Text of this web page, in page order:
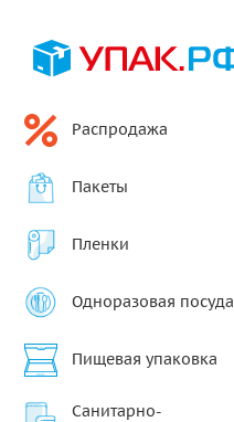
Распродажа
Пакеты
Пленки
Одноразовая посуда
Пищевая упаковка
Санитарно-